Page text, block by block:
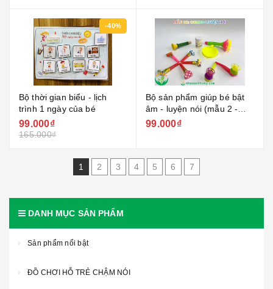
-40%
Bộ thời gian biểu - lịch
trình 1 ngày của bé
99.000₫
165.000₫
Bộ sản phẩm giúp bé bật
âm - luyện nói (mẫu 2 -
kèn thổi bong bóng)
99.000₫
1 2 3 4 5 6 7
DANH MỤC SẢN PHẨM
Sản phẩm nổi bật
ĐỒ CHƠI HỖ TRẺ CHẬM NÓI